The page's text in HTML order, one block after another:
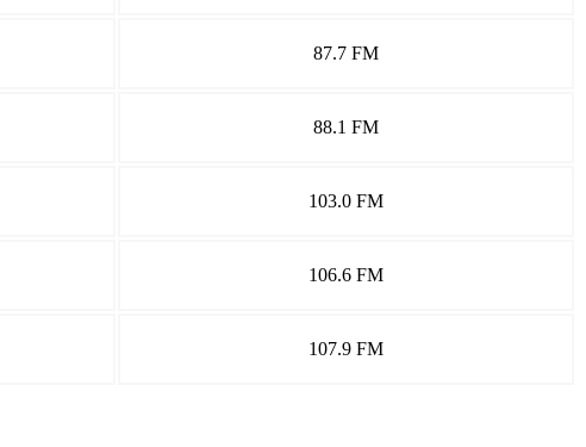
87.7 FM
88.1 FM
103.0 FM
106.6 FM
107.9 FM